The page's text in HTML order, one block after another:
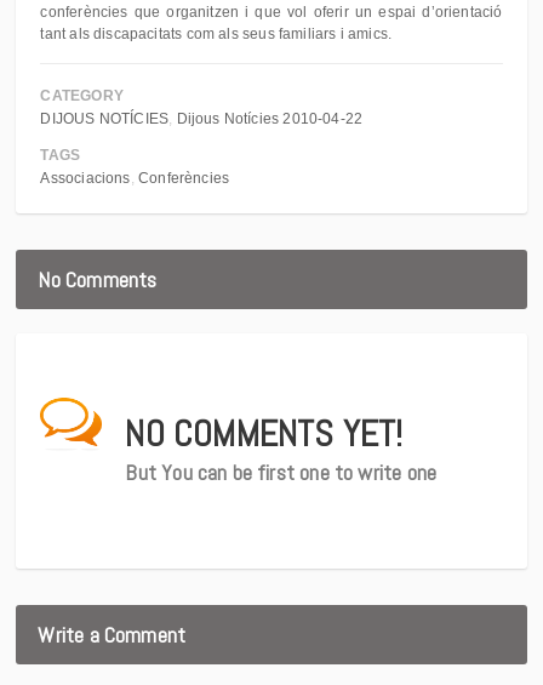
conferències que organitzen i que vol oferir un espai d’orientació
tant als discapacitats com als seus familiars i amics.
CATEGORY
DIJOUS NOTÍCIES
Dijous Notícies 2010-04-22
TAGS
Associacions Conferències
No Comments
NO COMMENTS YET!
But You can be first one to write one
Write a Comment